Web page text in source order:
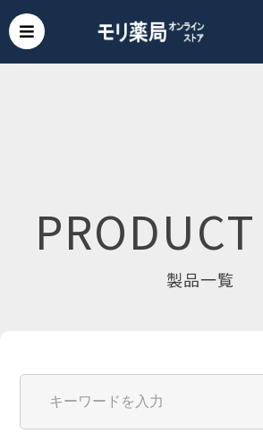
製品一覧